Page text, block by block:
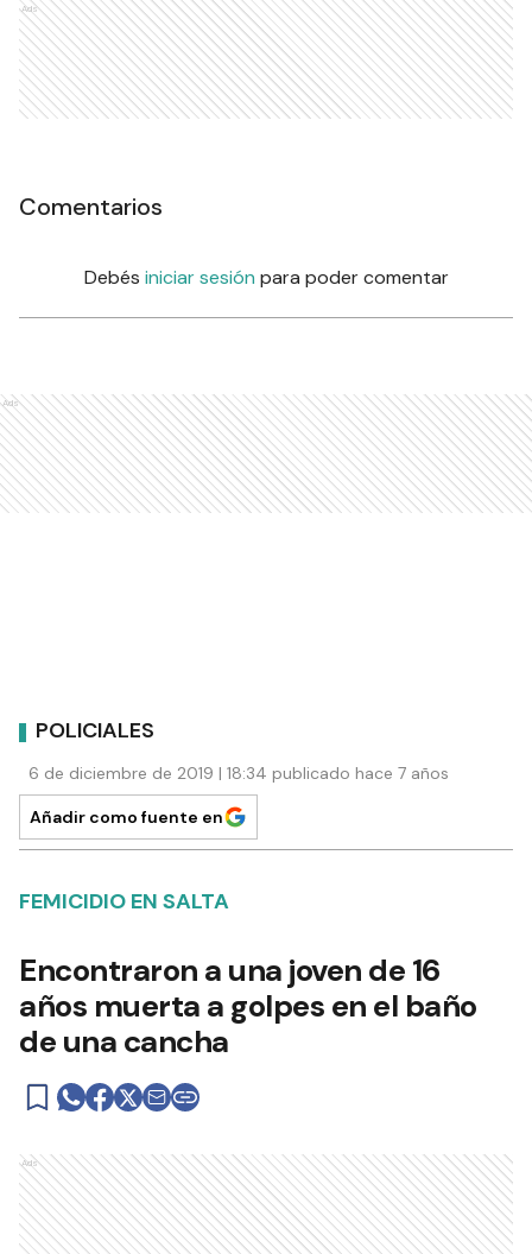
Ads
Comentarios
Debés iniciar sesión para poder comentar
Ads
POLICIALES
6 de diciembre de 2019 | 18:34 publicado hace 7 años
Añadir como fuente en
FEMICIDIO EN SALTA
Encontraron a una joven de 16
años muerta a golpes en el baño
de una cancha
Ads